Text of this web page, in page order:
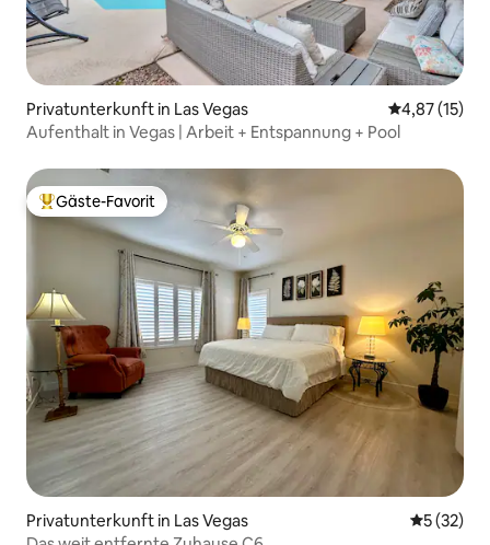
Privatunterkunft in Las Vegas
4,87 (15)
Aufenthalt in Vegas | Arbeit + Entspannung + Pool
Beliebter Gäste-Favorit.
Gäste-Favorit
Privatunterkunft in Las Vegas
5 (32)